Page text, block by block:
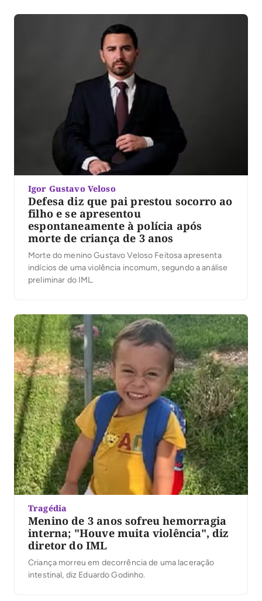
Igor Gustavo Veloso
Defesa diz que pai prestou socorro ao
filho e se apresentou
espontaneamente à polícia após
morte de criança de 3 anos
Morte do menino Gustavo Veloso Feitosa apresenta
indícios de uma violência incomum, segundo a análise
preliminar do IML.
Tragédia
Menino de 3 anos sofreu hemorragia
interna; "Houve muita violência", diz
diretor do IML
Criança morreu em decorrência de uma laceração
intestinal, diz Eduardo Godinho.